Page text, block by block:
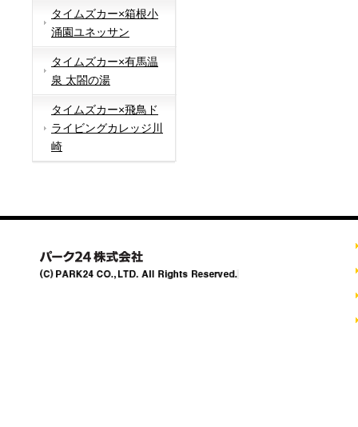
タイムズカー×箱根小
涌園ユネッサン
タイムズカー×有馬温
泉 太閤の湯
タイムズカー×飛鳥ド
ライビングカレッジ川
崎